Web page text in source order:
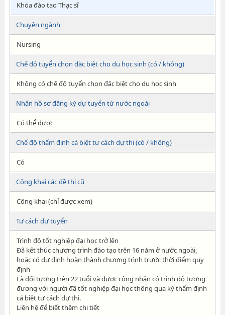
Khóa đào tạo Thạc sĩ
Chuyên ngành
Nursing
Chế độ tuyển chọn đăc biệt cho du học sinh (có / không)
Không có chế độ tuyển chọn đăc biệt cho du học sinh
Nhận hồ sơ đăng ký dự tuyển từ nước ngoài
Có thể được
Chế độ thẩm định cá biệt tư cách dự thi (có / không)
Có
Công khai các đề thi cũ
Công khai (chỉ được xem)
Tư cách dự tuyển
Trình độ tốt nghiệp đại học trở lên
Đã kết thúc chương trình đào tạo trên 16 năm ở nước ngoài,
hoặc có dự định hoàn thành chương trình trước thời điểm quy
định
Là đối tượng trên 22 tuổi và được công nhận có trình độ tương
đương với người đã tốt nghiệp đại học thông qua kỳ thẩm định
cá biệt tư cách dự thi.
Liên hệ để biết thêm chi tiết